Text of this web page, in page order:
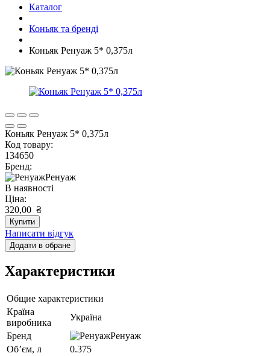
Каталог
Коньяк та бренді
Коньяк Ренуаж 5* 0,375л
Коньяк Ренуаж 5* 0,375л
Код товару:
134650
Бренд:
Ренуаж
В наявності
Ціна:
320,00 ₴
Купити
Написати відгук
Додати в обране
Характеристики
Общие характеристики
Країна
виробника
Україна
Бренд
Ренуаж
Об’єм, л
0.375